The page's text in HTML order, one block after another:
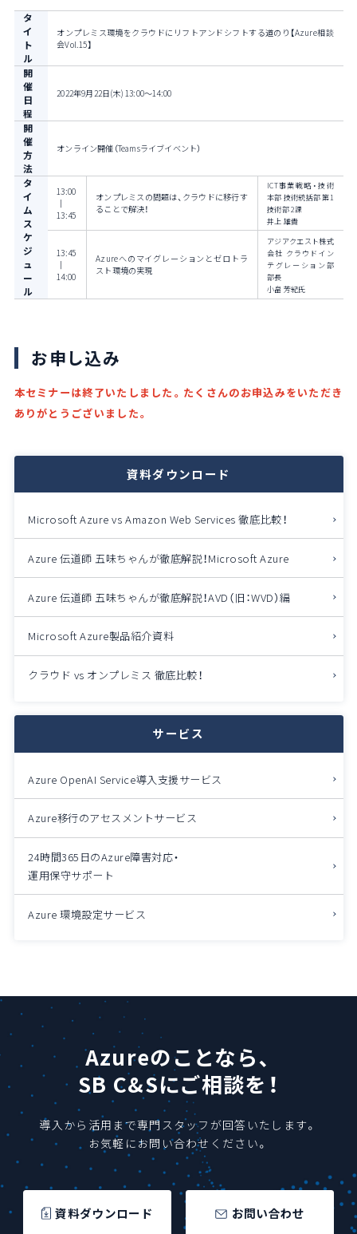
タ
イ
ト
ル
オンプレミス環境をクラウドにリフトアンドシフトする道のり 【Azure相談
会Vol.15】
開
催
日
程
2022年9月22日(木) 13:00～14:00
開
催
方
法
オンライン開催（Teamsライブイベント）
タ
イ
ム
ス
ケ
ジ
ュ
ー
ル
13:00
｜
13:45
オンプレミスの問題は、クラウドに移行す
ることで解決！
ICT事業戦略・技術
本部 技術統括部 第1
技術部 2課
井上 雄貴
13:45
｜
14:00
Azureへのマイグレーションとゼロトラ
スト環境の実現
アジアクエスト株式
会社 クラウドイン
テグレーション部
部長
小畠 芳紀氏
お申し込み
本セミナーは終了いたしました。たくさんのお申込みをいただき
ありがとうございました。
資料ダウンロード
Microsoft Azure vs Amazon Web Services徹底比較！
Azure 伝道師 五味ちゃんが徹底解説！Microsoft Azure
Azure 伝道師 五味ちゃんが徹底解説！AVD（旧：WVD）編
Microsoft Azure製品紹介資料
クラウド vs オンプレミス 徹底比較！
サービス
Azure OpenAI Service導入支援サービス
Azure移行のアセスメントサービス
24時間365日のAzure障害対応・
運用保守サポート
Azure 環境設定サービス
Azureのことなら、
SB C&Sにご相談を！
導入から活用まで専門スタッフが回答いたします。
お気軽にお問い合わせください。
資料ダウンロード お問い合わせ